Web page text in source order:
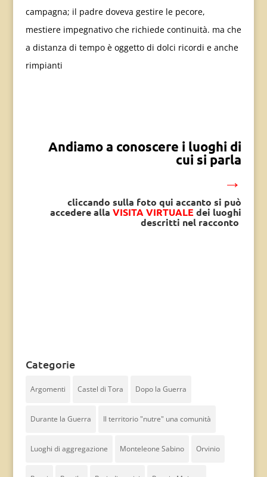
campagna; il padre doveva gestire le pecore,
mestiere impegnativo che richiede continuità. ma che
a distanza di tempo è oggetto di dolci ricordi e anche
rimpianti
Andiamo a conoscere i luoghi di
cui si parla
→
cliccando sulla foto qui accanto si può
accedere allaVISITA VIRTUALEdei luoghi
descritti nel racconto
Categorie
Argomenti Castel di Tora Dopo la Guerra
Durante la Guerra Il territorio "nutre" una comunità
Luoghi di aggregazione Monteleone Sabino Orvinio